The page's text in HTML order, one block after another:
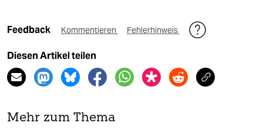
Feedback Kommentieren Fehlerhinweis
Diesen Artikel teilen
Mehr zum Thema